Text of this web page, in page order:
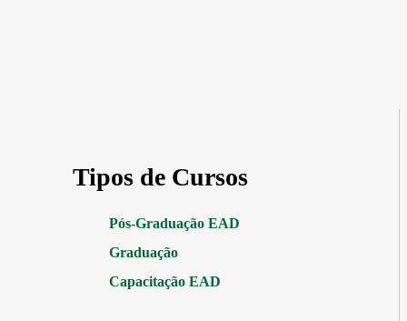
Tipos de Cursos
Pós-Graduação EAD
Graduação
Capacitação EAD